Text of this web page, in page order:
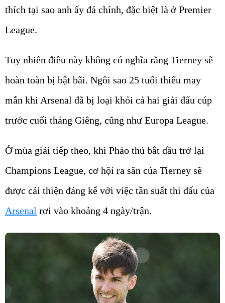
thích tại sao anh ấy đá chính, đặc biệt là ở Premier
League.
Tuy nhiên điều này không có nghĩa rằng Tierney sẽ
hoàn toàn bị bật bãi. Ngôi sao 25 tuổi thiếu may
mắn khi Arsenal đã bị loại khỏi cả hai giải đấu cúp
trước cuối tháng Giêng, cũng như Europa League.
Ở mùa giải tiếp theo, khi Pháo thủ bắt đầu trở lại
Champions League, cơ hội ra sân của Tierney sẽ
được cải thiện đáng kể với việc tần suất thi đấu của
Arsenal rơi vào khoảng 4 ngày/trận.